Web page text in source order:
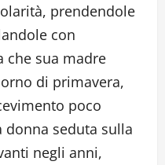
prendendole
con
che sua madre
di primavera,
poco
donna seduta sulla
negli anni,